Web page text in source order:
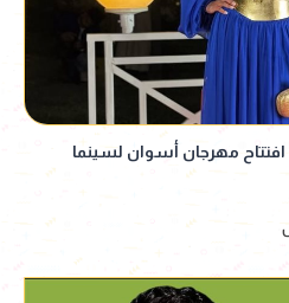
مهرجان أسوان لسينما